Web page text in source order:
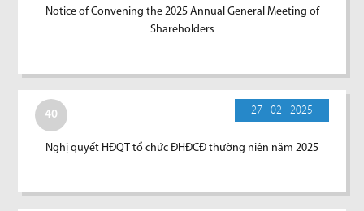
Notice of Convening the 2025 Annual General Meeting of
Shareholders
40 27 - 02 - 2025
Nghị quyết HĐQT tổ chức ĐHĐCĐ thường niên năm 2025